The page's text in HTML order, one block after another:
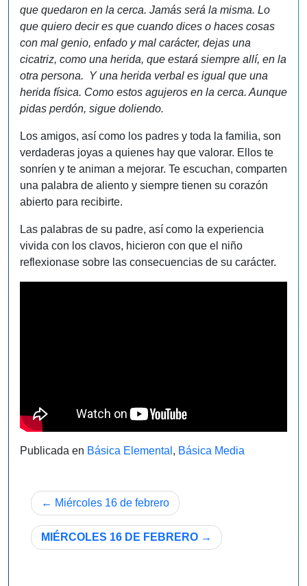
que quedaron en la cerca. Jamás será la misma. Lo
que quiero decir es que cuando dices o haces cosas
con mal genio, enfado y mal carácter, dejas una
cicatriz, como una herida, que estará siempre allí, en la
otra persona. Y una herida verbal es igual que una
herida física. Como estos agujeros en la cerca. Aunque
pidas perdón, sigue doliendo.
Los amigos, así como los padres y toda la familia, son
verdaderas joyas a quienes hay que valorar. Ellos te
sonríen y te animan a mejorar. Te escuchan, comparten
una palabra de aliento y siempre tienen su corazón
abierto para recibirte.
Las palabras de su padre, así como la experiencia
vivida con los clavos, hicieron con que el niño
reflexionase sobre las consecuencias de su carácter.
Publicada en Básica Elemental , Básica Media
Navegación
de
entradas
Miércoles 16 de febrero
MIÉRCOLES 16 DE FEBRERO